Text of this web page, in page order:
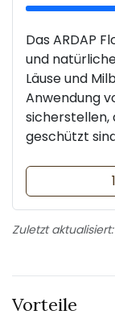
Das ARDAP
und
Läuse und
Anwendung
sicherstellen,
geschützt
Zuletzt aktualisiert:
Vorteile